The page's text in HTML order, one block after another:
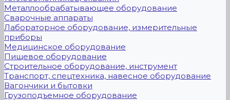
Металлообрабатывающее оборудование
Сварочные аппараты
Лабораторное оборудование, измерительные
приборы
Медицинское оборудование
Пищевое оборудование
Строительное оборудование, инструмент
Транспорт, спецтехника, навесное оборудование
Вагончики и бытовки
Грузоподъемное оборудование